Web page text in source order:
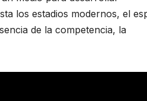
los estadios modernos, el
de la competencia, la